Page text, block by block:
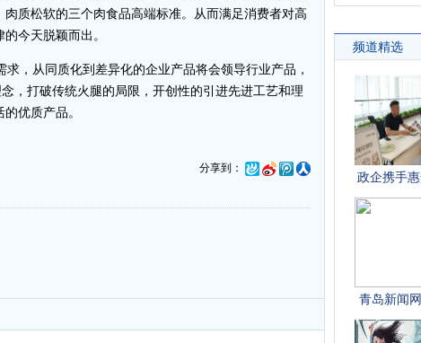
质松软的三个肉食品高端标准。从而满足消费者对高
今天脱颖而出。
，从同质化到差异化的企业产品将会领导行业产品，
，打破传统火腿的局限，开创性的引进先进工艺和理
优质产品。
分享到：